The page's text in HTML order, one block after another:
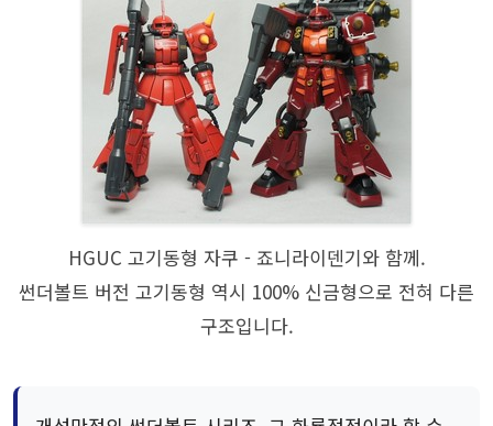
HGUC 고기동형 자쿠 - 죠니라이덴기와 함께.
썬더볼트 버전 고기동형 역시 100% 신금형으로 전혀 다른
구조입니다.